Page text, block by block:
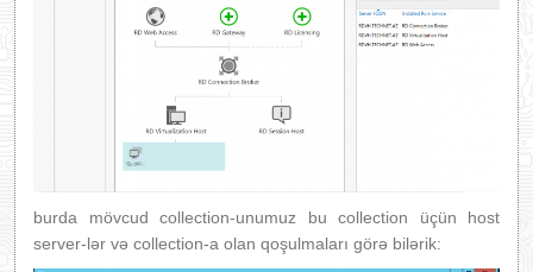
burda mövcud collection-unumuz bu collection üçün host
server-lər və collection-a olan qoşulmaları görə bilərik: